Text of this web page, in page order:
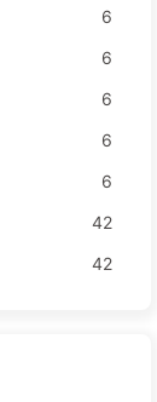
6
6
6
6
6
42
42